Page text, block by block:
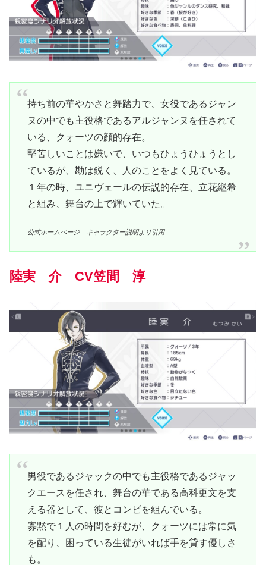
持ち前の華やかさと舞踏力で、女役であるジャン
ヌの中でも主役格であるアルジャンヌを任されて
いる、クォーツの顔的存在。
堅苦しいことは嫌いで、いつもひょうひょうとし
ているが、勘は鋭く、人のことをよく見ている。
１年の時、ユニヴェールの伝説的存在、立花継希
と組み、舞台の上で輝いていた。
公式ホームページ キャラクター説明より引用
陸実 介 CV笠間 淳
男役であるジャックの中でも主役格であるジャッ
クエースを任され、舞台の華である高科更文を支
える器として、彼とコンビを組んでいる。
寡黙で１人の時間を好むが、クォーツには常に気
を配り、困っている生徒がいれば手を貸す優しさ
も。